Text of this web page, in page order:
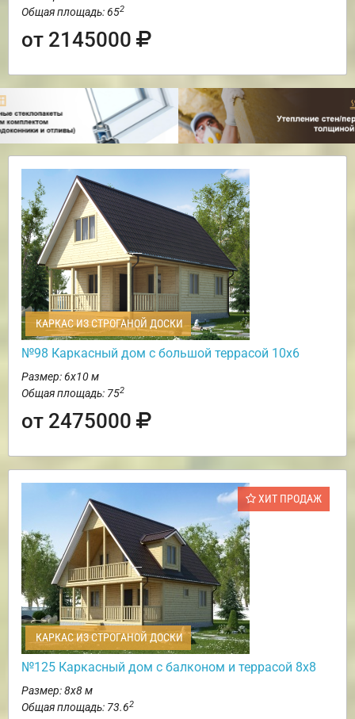
Общая площадь: 652
от 2145000
КАРКАС ИЗ СТРОГАНОЙ ДОСКИ
№98 Каркасный дом с большой террасой 10х6
Размер: 6х10 м
Общая площадь: 752
от 2475000
ХИТ ПРОДАЖ
КАРКАС ИЗ СТРОГАНОЙ ДОСКИ
№125 Каркасный дом с балконом и террасой 8х8
Размер: 8х8 м
Общая площадь: 73.62